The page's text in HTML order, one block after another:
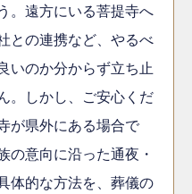
。遠方にいる菩提寺へ
との連携など、やるべ
いのか分からず立ち止
。しかし、ご安心くだ
が県外にある場合で
の意向に沿った通夜・
体的な方法を、葬儀の